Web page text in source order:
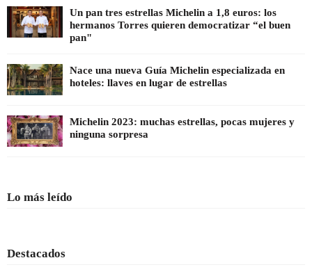
Un pan tres estrellas Michelin a 1,8 euros: los
hermanos Torres quieren democratizar “el buen
pan"
Nace una nueva Guía Michelin especializada en
hoteles: llaves en lugar de estrellas
Michelin 2023: muchas estrellas, pocas mujeres y
ninguna sorpresa
Lo más leído
Destacados